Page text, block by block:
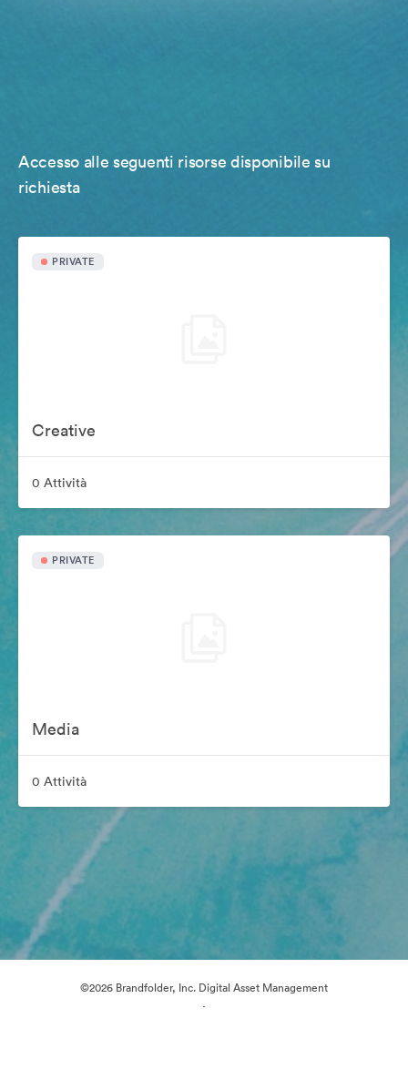
Accesso alle seguenti risorse disponibile su
richiesta
PRIVATE
Creative
0 Attività
PRIVATE
Media
0 Attività
©2026 Brandfolder, Inc. Digital Asset Management
·